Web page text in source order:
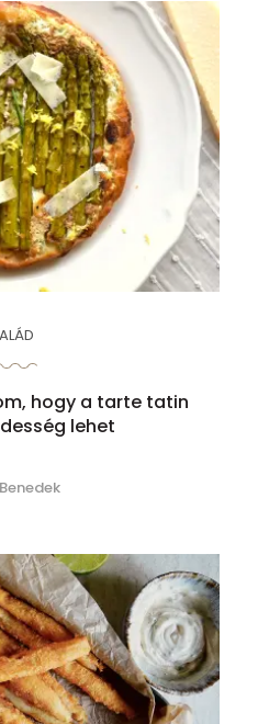
hogy a tarte tatin
lehet